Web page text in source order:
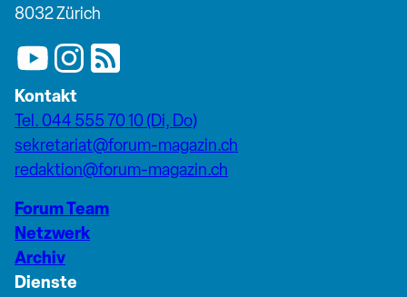
8032 Zürich
Kontakt
Tel. 044 555 70 10 (Di, Do)
sekretariat@forum-magazin.ch
redaktion@forum-magazin.ch
Forum Team
Netzwerk
Archiv
Dienste